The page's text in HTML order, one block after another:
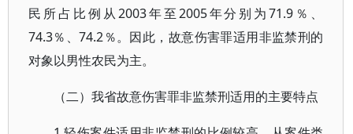
民所占比例从2003年至2005年分别为71.9％、
74.3％、74.2％。因此，故意伤害罪适用非监禁刑的
对象以男性农民为主。
（二）我省故意伤害罪非监禁刑适用的主要特点